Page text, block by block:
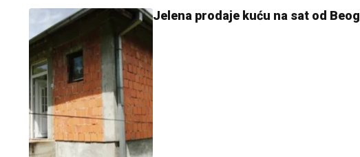
Jelena prodaje kuću na sat od